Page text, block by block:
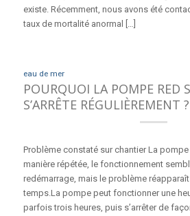
existe. Récemment, nous avons été
taux de mortalité anormal […]
eau de mer
POURQUOI LA POMPE RED
S’ARRÊTE RÉGULIÈREMENT ?
Problème constaté sur chantier La pompe
manière répétée, le fonctionnement
redémarrage, mais le problème
temps.La pompe peut fonctionner une
parfois trois heures, puis s’arrêter de